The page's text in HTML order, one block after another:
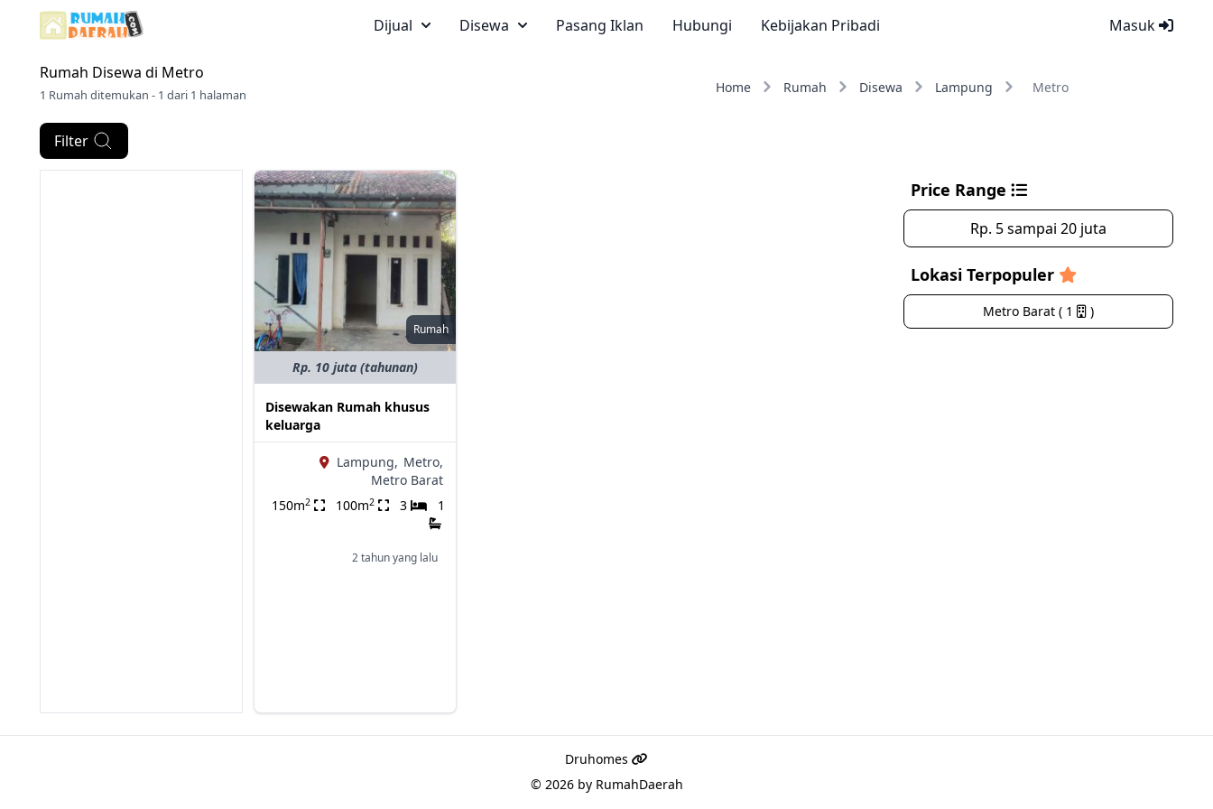
Masuk
Dijual Disewa Pasang Iklan Hubungi Kebijakan Pribadi
Rumah Disewa di Metro
1 Rumah ditemukan - 1 dari 1 halaman Home Rumah Disewa Lampung Metro
Filter
Rumah
Rp. 10 juta (tahunan)
Disewakan Rumah khusus
keluarga
Lampung, Metro,
Metro Barat
150m2 100m2 3 1
2 tahun yang lalu
Price Range
Rp. 5 sampai 20 juta
Lokasi Terpopuler
Metro Barat ( 1 )
Druhomes
© 2026 by RumahDaerah